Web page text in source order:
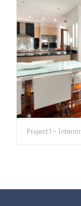
Project 1 –